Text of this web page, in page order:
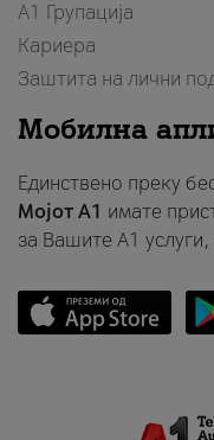
А1 Групација
Кариера
Заштита на лични
Мобилна
Единствено преку
Мојот A1 имате
за Вашите A1